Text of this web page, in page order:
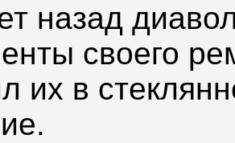
назад
своего
их в